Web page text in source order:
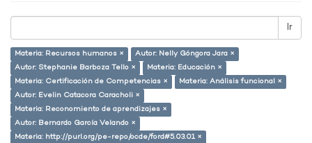
Ir
Materia: Recursos humanos ×
Autor: Nelly Góngora Jara ×
Autor: Stephanie Barboza Tello ×
Materia: Educación ×
Materia: Certificación de Competencias ×
Materia: Análisis funcional ×
Autor: Evelin Catacora Caracholi ×
Materia: Reconomiento de aprendizajes ×
Autor: Bernardo García Velando ×
Materia: http://purl.org/pe-repo/ocde/ford#5.03.01 ×